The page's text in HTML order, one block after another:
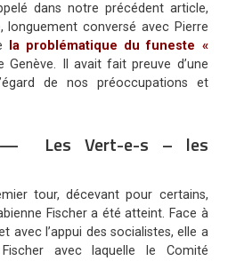
dans notre précédent article,
longuement conversé avec Pierre
la problématique du funeste «
Genève. Il avait fait preuve d’une
de nos préoccupations et
— Les Vert-e-s – les
tour, décevant pour certains,
Fischer a été atteint. Face à
avec l’appui des socialistes, elle a
avec laquelle le Comité